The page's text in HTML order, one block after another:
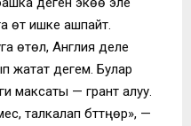
ишке ашпайт.
өтөлү, Англия деле
жатат дегем. Булар
максаты — грант алуу.
талкалап бүттүңөр», —